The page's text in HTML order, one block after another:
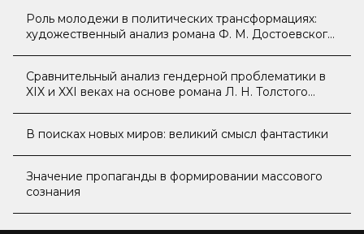
Роль молодежи в политических трансформациях:
художественный анализ романа Ф. М. Достоевского
Сравнительный анализ гендерной проблематики в
XIX и XXI веках на основе романа Л. Н. Толстого
В поисках новых миров: великий смысл фантастики
Значение пропаганды в формировании массового
сознания